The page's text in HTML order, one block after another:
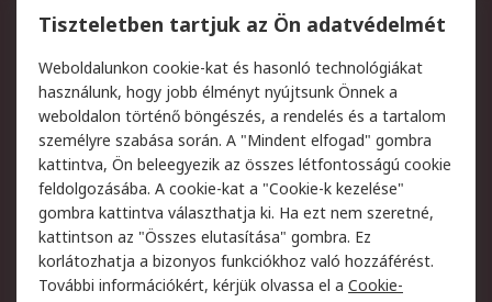
Regisztráció
Szállítás
Termékvisszaküldés
Szolgáltatások
Jogi
Adatvédelmi
szabályzat
Az RS értékesítési
feltételei
Cookie szabályzat
Email biztonság
Webhelyre vonatkozó
feltételek
Weboldal felhasználói
szabályzata
Tiszteletben tartjuk az Ön adatvédelmét
Weboldalunkon cookie-kat és hasonló technológiákat
használunk, hogy jobb élményt nyújtsunk Önnek a
weboldalon történő böngészés, a rendelés és a tartalom
személyre szabása során. A "Mindent elfogad" gombra
kattintva, Ön beleegyezik az összes létfontosságú cookie
feldolgozásába. A cookie-kat a "Cookie-k kezelése"
gombra kattintva választhatja ki. Ha ezt nem szeretné,
kattintson az "Összes elutasítása" gombra. Ez
korlátozhatja a bizonyos funkciókhoz való hozzáférést.
További információkért, kérjük olvassa el a Cookie-